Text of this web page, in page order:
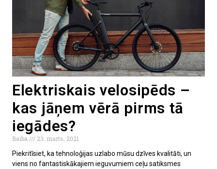
Elektriskais velosipēds –
kas jāņem vērā pirms tā
iegādes?
Baiba
23. marts, 2021
Piekritīsiet, ka tehnoloģijas uzlabo mūsu dzīves kvalitāti, un
viens no fantastiskākajiem ieguvumiem ceļu satiksmes